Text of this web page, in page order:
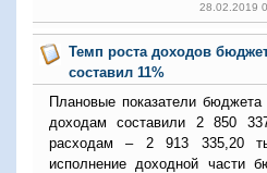
28.02.2019
Темп роста доходов
составил 11%
Плановые показатели
доходам составили 2 850
расходам – 2 913 335,20
исполнение доходной части